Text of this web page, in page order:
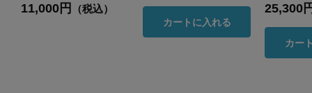
11,000円 （税込）
カートに入れる
25,300
カー